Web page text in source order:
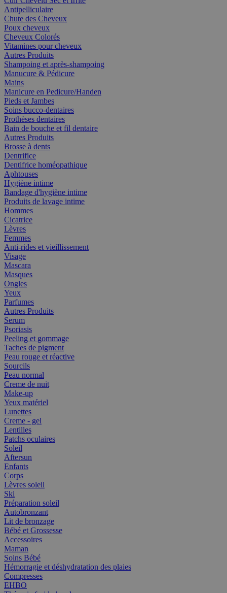
Antipelliculaire
Chute des Cheveux
Poux cheveux
Cheveux Colorés
Vitamines pour cheveux
Autres Produits
Shampoing et après-shampoing
Manucure & Pédicure
Mains
Manicure en Pedicure/Handen
Pieds et Jambes
Soins bucco-dentaires
Prothèses dentaires
Bain de bouche et fil dentaire
Autres Produits
Brosse à dents
Dentrifice
Dentifrice homéopathique
Aphtouses
Hygiène intime
Bandage d'hygiène intime
Produits de lavage intime
Hommes
Cicatrice
Lèvres
Femmes
Anti-rides et vieillissement
Visage
Mascara
Masques
Ongles
Yeux
Parfumes
Autres Produits
Serum
Psoriasis
Peeling et gommage
Taches de pigment
Peau rouge et réactive
Sourcils
Peau normal
Creme de nuit
Make-up
Yeux matériel
Lunettes
Creme - gel
Lentilles
Patchs oculaires
Soleil
Aftersun
Enfants
Corps
Lèvres soleil
Ski
Préparation soleil
Autobronzant
Lit de bronzage
Bébé et Grossesse
Accessoires
Maman
Soins Bébé
Hémorragie et déshydratation des plaies
Compresses
EHBO